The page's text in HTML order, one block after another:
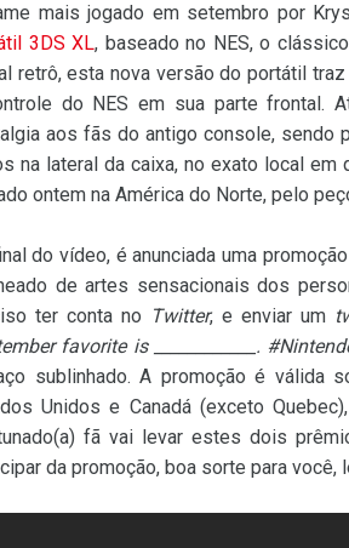
mais jogado em setembro por
3DS XL, baseado no NES, o
retrô, esta nova versão do portátil
do NES em sua parte frontal.
aos fãs do antigo console, sendo
na lateral da caixa, no exato local
ontem na América do Norte, pelo
do vídeo, é anunciada uma
de artes sensacionais dos
ter conta no Twitter, e enviar um
favorite is ____________.
sublinhado. A promoção é válida
Unidos e Canadá (exceto
fã vai levar estes dois
da promoção, boa sorte para você,